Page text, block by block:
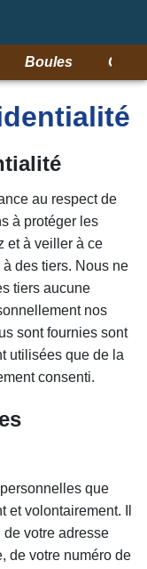
Boules
au respect de
à protéger les
et à veiller à ce
des tiers. Nous ne
tiers aucune
nos
sont fournies sont
utilisées que de la
consenti.
que
et volontairement. Il
de votre adresse
de votre numéro de